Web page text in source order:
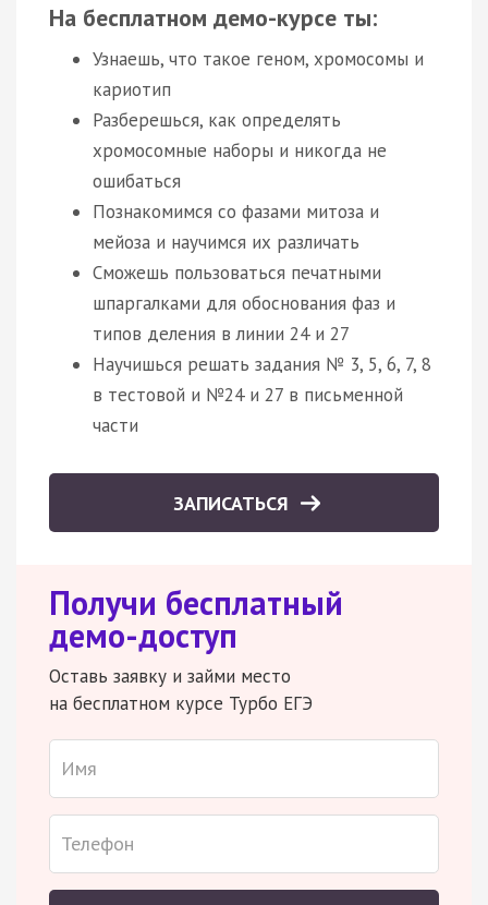
На бесплатном демо-курсе ты:
Узнаешь, что такое геном, хромосомы и
кариотип
Разберешься, как определять
хромосомные наборы и никогда не
ошибаться
Познакомимся со фазами митоза и
мейоза и научимся их различать
Сможешь пользоваться печатными
шпаргалками для обоснования фаз и
типов деления в линии 24 и 27
Научишься решать задания № 3, 5, 6, 7, 8
в тестовой и №24 и 27 в письменной
части
ЗАПИСАТЬСЯ
Получи бесплатный
демо-доступ
Оставь заявку и займи место
на бесплатном курсе Турбо ЕГЭ